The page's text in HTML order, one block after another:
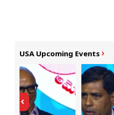
USA Upcoming Events